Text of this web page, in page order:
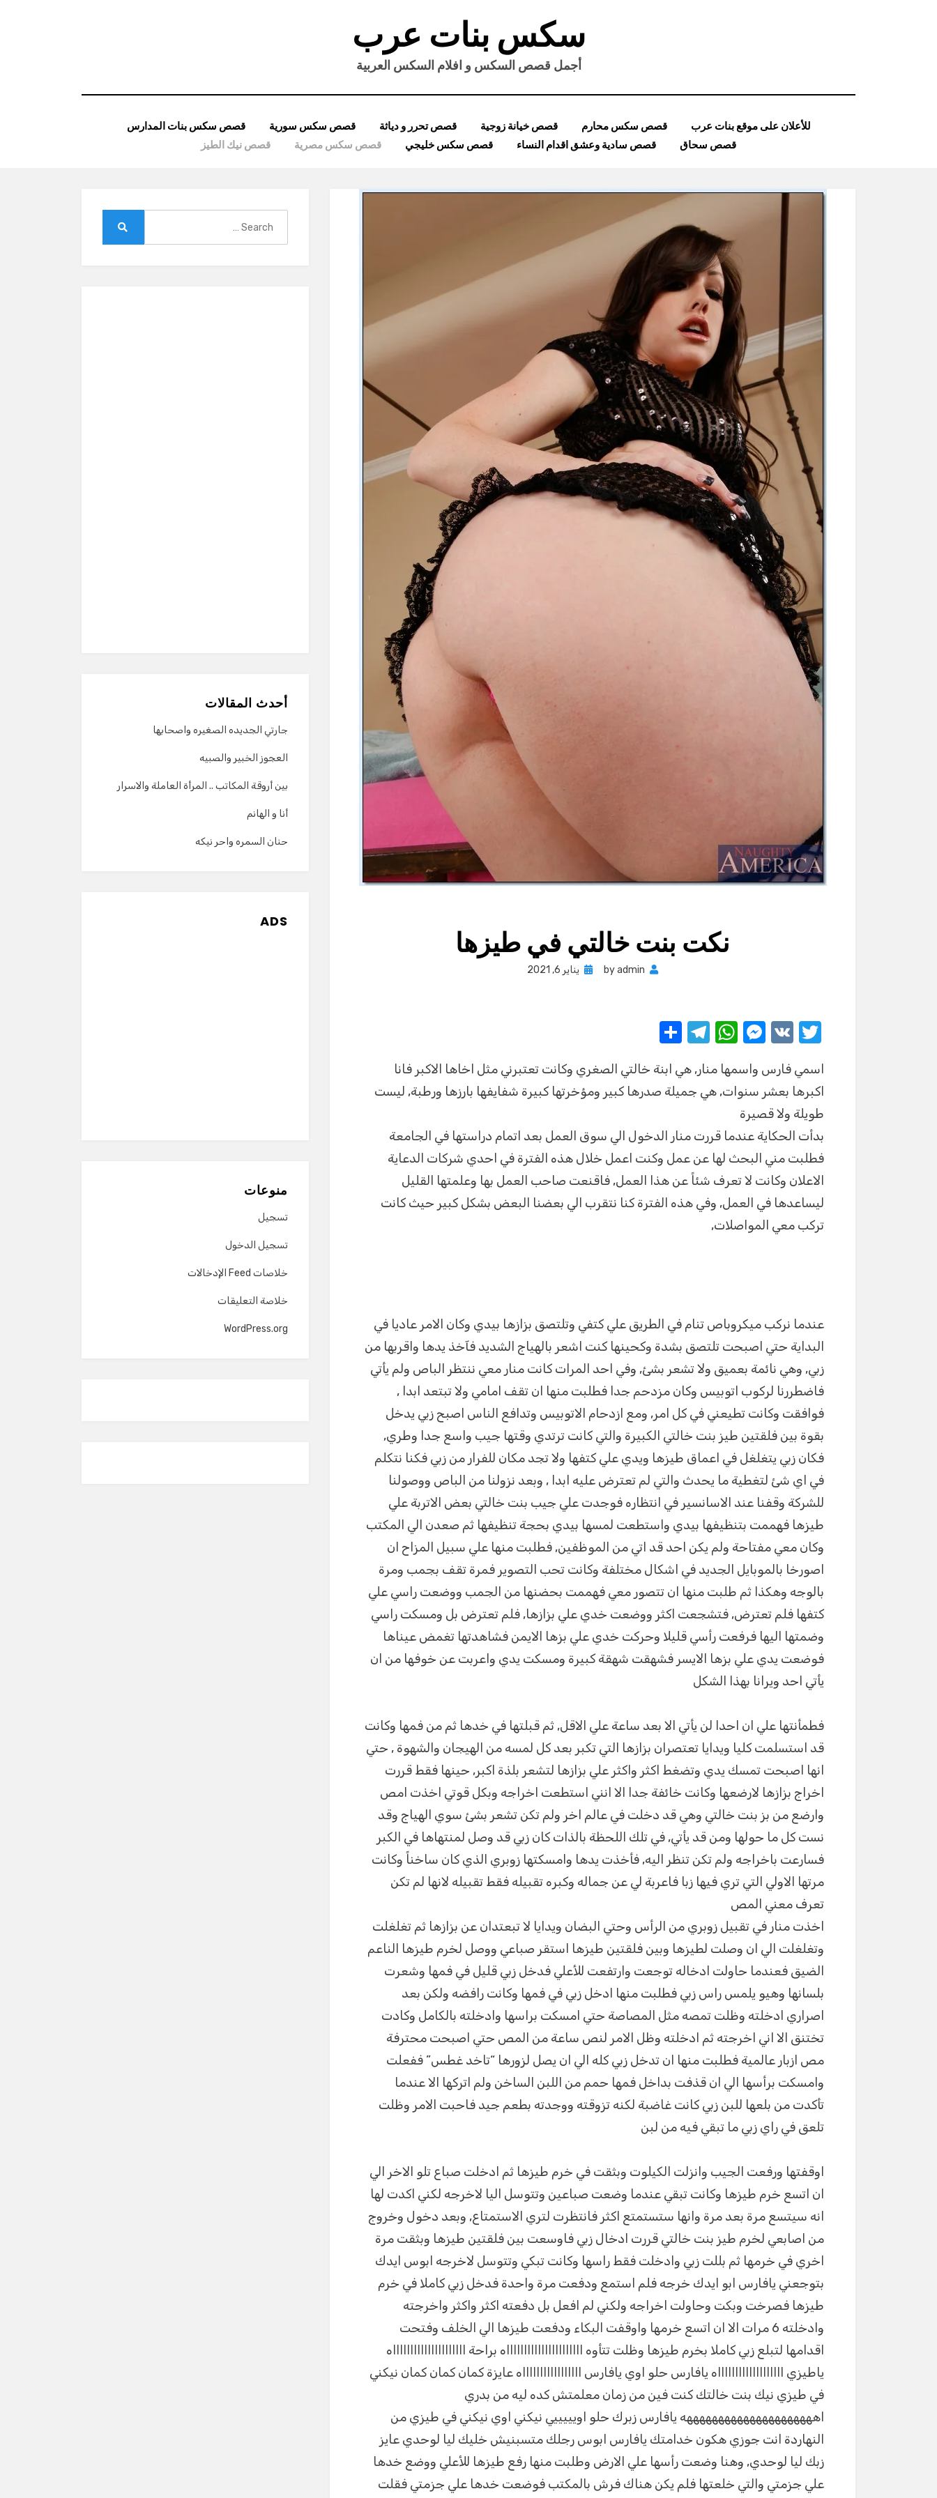
سكس بنات عرب
أجمل قصص السكس و افلام السكس العربية
للأعلان على موقع بنات عرب قصص سكس محارم قصص خيانة زوجية قصص تحرر و دياثة قصص سكس سورية
قصص سكس بنات المدارس
قصص سحاق
قصص سادية وعشق اقدام النساء قصص سكس خليجي قصص سكس مصرية قصص نيك الطيز
نكت بنت خالتي في طيزها
byadmin
Posted
يناير 6, 2021
T
it
te
r
V
M
ss
e
n
g
er
W
at
s
p
p
T
e
gr
m
ar
e
اسمي فارس واسمها منار, هي ابنة خالتي الصغري وكانت تعتبرني مثل اخاها الاكبر فانا
اكبرها بعشر سنوات, هي جميلة صدرها كبير ومؤخرتها كبيرة شفايفها بارزها ورطبة, ليست
طويلة ولا قصيرة
بدأت الحكاية عندما قررت منار الدخول الي سوق العمل بعد اتمام دراستها في الجامعة
فطلبت مني البحث لها عن عمل وكنت اعمل خلال هذه الفترة في احدي شركات الدعاية
الاعلان وكانت لا تعرف شئاً عن هذا العمل, فاقنعت صاحب العمل بها وعلمتها القليل
ليساعدها في العمل, وفي هذه الفترة كنا نتقرب الي بعضنا البعض بشكل كبير حيث كانت
تركب معي المواصلات,
عندما نركب ميكروباص تنام في الطريق علي كتفي وتلتصق بزازها بيدي وكان الامر عاديا في
البداية حتي اصبحت تلتصق بشدة وكحينها كنت اشعر بالهياج الشديد فآخذ يدها واقربها من
زبي, وهي نائمة بعميق ولا تشعر بشئ, وفي احد المرات كانت منار معي ننتظر الباص ولم يأتي
فاضطررنا لركوب اتوبيس وكان مزدحم جدا فطلبت منها ان تقف امامي ولا تبتعد ابدا ,
فوافقت وكانت تطيعني في كل امر, ومع ازدحام الاتوبيس وتدافع الناس اصبح زبي يدخل
بقوة بين فلقتين طيز بنت خالتي الكبيرة والتي كانت ترتدي وقتها جيب واسع جدا وطري,
فكان زبي يتغلغل في اعماق طيزها ويدي علي كتفها ولا تجد مكان للفرار من زبي فكنا نتكلم
في اي شئ لتغطية ما يحدث والتي لم تعترض عليه ابدا , وبعد نزولنا من الباص ووصولنا
للشركة وقفنا عند الاسانسير في انتظاره فوجدت علي جيب بنت خالتي بعض الاتربة علي
طيزها فهممت بتنظيفها بيدي واستطعت لمسها بيدي بحجة تنظيفها ثم صعدن الي المكتب
وكان معي مفتاحة ولم يكن احد قد اتي من الموظفين, فطلبت منها علي سبيل المزاح ان
اصورخا بالموبايل الجديد في اشكال مختلفة وكانت تحب التصوير فمرة تقف بجمب ومرة
بالوجه وهكذا ثم طلبت منها ان تتصور معي فهممت بحضنها من الجمب ووضعت راسي علي
كتفها فلم تعترض, فتشجعت اكثر ووضعت خدي علي بزازها, فلم تعترض بل ومسكت راسي
وضمتها اليها فرفعت رأسي قليلا وحركت خدي علي بزها الايمن فشاهدتها تغمض عيناها
فوضعت يدي علي بزها الايسر فشهقت شهقة كبيرة ومسكت يدي واعربت عن خوفها من ان
يأتي احد ويرانا بهذا الشكل
فطمأنتها علي ان احدا لن يأتي الا بعد ساعة علي الاقل, ثم قبلتها في خدها ثم من فمها وكانت
قد استسلمت كليا ويدايا تعتصران بزازها التي تكبر بعد كل لمسه من الهيجان والشهوة , حتي
انها اصبحت تمسك يدي وتضغط اكثر واكثر علي بزازها لتشعر بلذة اكبر, حينها فقط قررت
اخراج بزازها لارضعها وكانت خائفة جدا الا انني استطعت اخراجه وبكل قوتي اخذت امص
وارضع من بز بنت خالتي وهي قد دخلت في عالم اخر ولم تكن تشعر بشئ سوي الهياج وقد
نست كل ما حولها ومن قد يأتي, في تلك اللحظة بالذات كان زبي قد وصل لمنتهاها في الكبر
فسارعت باخراجه ولم تكن تنظر اليه, فأخذت يدها وامسكتها زوبري الذي كان ساخناً وكانت
مرتها الاولي التي تري فيها زبا فاعربة لي عن جماله وكبره تقبيله فقط تقبيله لانها لم تكن
تعرف معني المص
اخذت منار في تقبيل زوبري من الرأس وحتي البضان ويدايا لا تبعتدان عن بزازها ثم تغلغلت
وتغلغلت الي ان وصلت لطيزها وبين فلقتين طيزها استقر صباعي ووصل لخرم طيزها الناعم
الضيق فعندما حاولت ادخاله توجعت وارتفعت للأعلي فدخل زبي قليل في فمها وشعرت
بلسانها وهيو يلمس راس زبي فطلبت منها ادخل زبي في فمها وكانت رافضه ولكن بعد
اصراري ادخلته وظلت تمصه مثل المصاصة حتي امسكت براسها وادخلته بالكامل وكادت
تختنق الا اني اخرجته ثم ادخلته وظل الامر لنص ساعة من المص حتي اصبحت محترفة
مص ازبار عالمية فطلبت منها ان تدخل زبي كله الي ان يصل لزورها “تاخد غطس” ففعلت
وامسكت برأسها الي ان قذفت بداخل فمها حمم من اللبن الساخن ولم اتركها الا عندما
تأكدت من بلعها للبن زبي كانت غاضبة لكنه تزوقته ووجدته بطعم جيد فاحبت الامر وظلت
تلعق في راي زبي ما تبقي فيه من لبن
اوقفتها ورفعت الجيب وانزلت الكيلوت وبثقت في خرم طيزها ثم ادخلت صباع تلو الاخر الي
ان اتسع خرم طيزها وكانت تبقي عندما وضعت صباعين وتتوسل اليا لاخرجه لكني اكدت لها
انه سيتسع مرة بعد مرة وانها ستستمتع اكثر فانتظرت لتري الاستمتاع, وبعد دخول وخروج
من اصابعي لخرم طيز بنت خالتي قررت ادخال زبي فاوسعت بين فلقتين طيزها وبثقت مرة
اخري في خرمها ثم بللت زبي وادخلت فقط راسها وكانت تبكي وتتوسل لاخرجه ابوس ايدك
بتوجعني يافارس ابو ايدك خرجه فلم استمع ودفعت مرة واحدة فدخل زبي كاملا في خرم
طيزها فصرخت وبكت وحاولت اخراجه ولكني لم افعل بل دفعته اكثر واكثر واخرجته
وادخلته 6 مرات الا ان اتسع خرمها واوقفت البكاء ودفعت طيزها الي الخلف وفتحت
اقدامها لتبلع زبي كاملا بخرم طيزها وظلت تتأوه ااااااااااااااااااااااه براحة اااااااااااااااااااااه
ياطيزي اااااااااااااااااااه يافارس حلو اوي يافارس اااااااااااااااااه عايزة كمان كمان كمان نيكني
في طيزي نيك بنت خالتك كنت فين من زمان معلمتش كده ليه من بدري
اهههههههههههههههههههههه يافارس زبرك حلو اويييييي نيكني اوي نيكني في طيزي من
النهاردة انت جوزي هكون خدامتك يافارس ابوس رجلك متسبنيش خليك ليا لوحدي عايز
زبك ليا لوحدي, وهنا وضعت رأسها علي الارض وطلبت منها رفع طيزها للأعلي ووضع خدها
علي جزمتي والتي خلعتها فلم يكن هناك فرش بالمكتب فوضعت خدها علي جزمتي فقلت
أحدث المقالات
جارتي الجديده الصغيره واصحابها
العجوز الخبير والصبيه
بين أروقة المكاتب .. المرأة العاملة والاسرار
أنا و الهانم
حنان السمره واحر نيكه
ADS
منوعات
تسجيل
تسجيل الدخول
خلاصات Feed الإدخالات
خلاصة التعليقات
WordPress.org